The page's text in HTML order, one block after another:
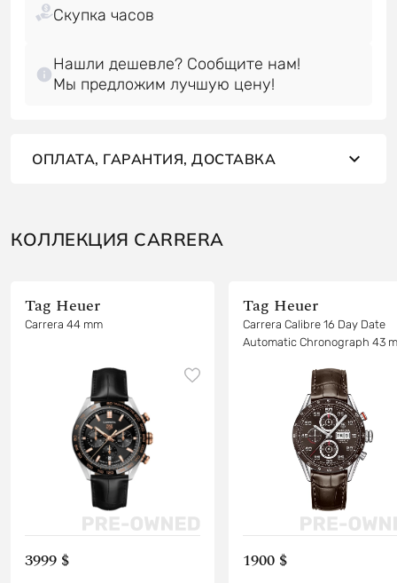
Нашли дешевле? Сообщите нам!
Мы предложим лучшую цену!
ОПЛАТА, ГАРАНТИЯ, ДОСТАВКА
КОЛЛЕКЦИЯ CARRERA
Tag Heuer
Carrera 44 mm
3999 $
Tag Heuer
Carrera Calibre 16 Day Date
Automatic Chronograph 43
1900 $